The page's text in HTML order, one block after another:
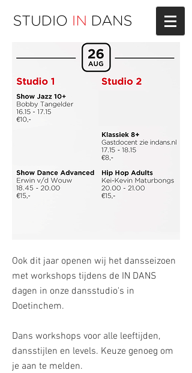
Ook dit jaar openen wij het dansseizoen
met workshops tijdens de IN DANS
dagen in onze dansstudio's in
Doetinchem.
Dans workshops voor alle leeftijden,
dansstijlen en levels. Keuze genoeg om
je aan te melden.